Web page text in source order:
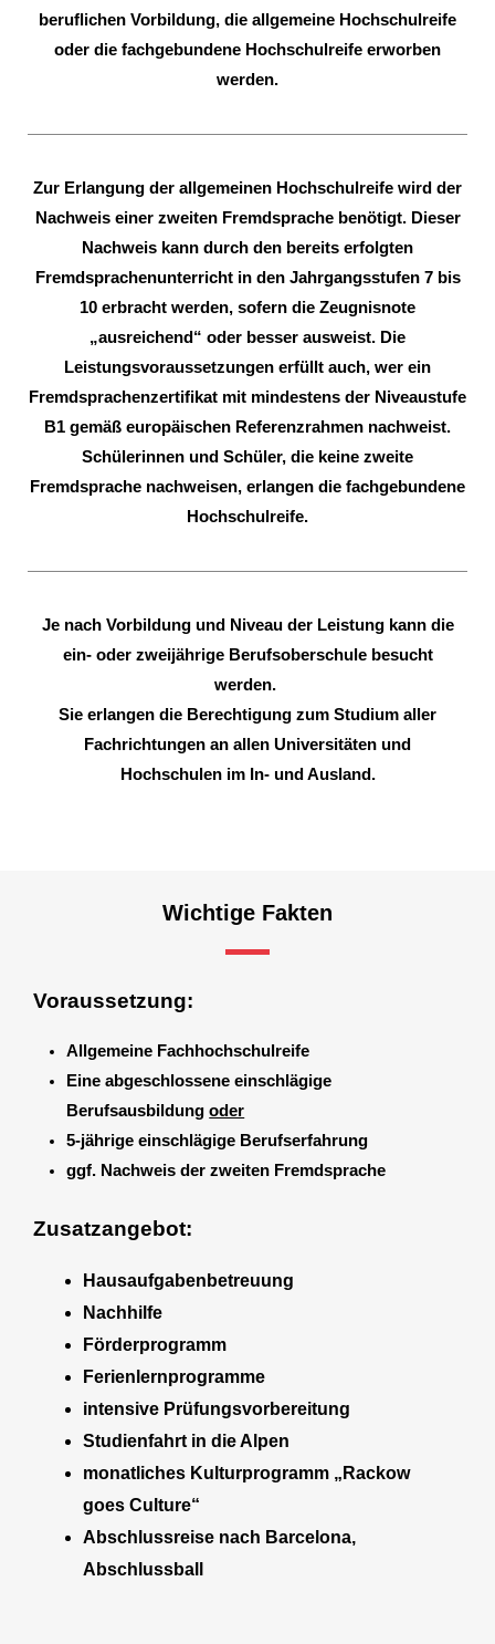
beruflichen Vorbildung, die allgemeine Hochschulreife
oder die fachgebundene Hochschulreife erworben
werden.
Zur Erlangung der allgemeinen Hochschulreife wird der
Nachweis einer zweiten Fremdsprache benötigt. Dieser
Nachweis kann durch den bereits erfolgten
Fremdsprachenunterricht in den Jahrgangsstufen 7 bis
10 erbracht werden, sofern die Zeugnisnote
„ausreichend“ oder besser ausweist. Die
Leistungsvoraussetzungen erfüllt auch, wer ein
Fremdsprachenzertifikat mit mindestens der Niveaustufe
B1 gemäß europäischen Referenzrahmen nachweist.
Schülerinnen und Schüler, die keine zweite
Fremdsprache nachweisen, erlangen die fachgebundene
Hochschulreife.
Je nach Vorbildung und Niveau der Leistung kann die
ein- oder zweijährige Berufsoberschule besucht
werden.
Sie erlangen die Berechtigung zum Studium aller
Fachrichtungen an allen Universitäten und
Hochschulen im In- und Ausland.
Wichtige Fakten
Voraussetzung:
Allgemeine Fachhochschulreife
Eine abgeschlossene einschlägige
Berufsausbildungoder
5-jährige einschlägige Berufserfahrung
ggf. Nachweis der zweiten Fremdsprache
Zusatzangebot:
Hausaufgabenbetreuung
Nachhilfe
Förderprogramm
Ferienlernprogramme
intensive Prüfungsvorbereitung
Studienfahrt in die Alpen
monatliches Kulturprogramm „Rackow
goes Culture“
Abschlussreise nach Barcelona,
Abschlussball